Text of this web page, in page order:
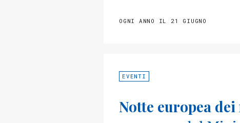
OGNI ANNO IL 21 GIUGNO
EVENTI
Notte europea dei